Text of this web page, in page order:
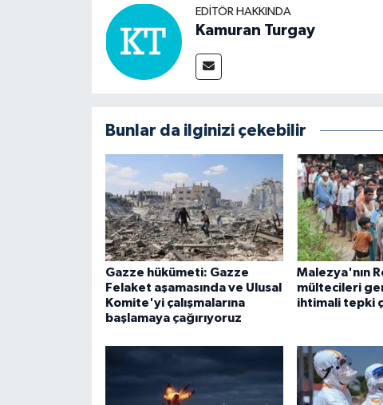
EDITÖR HAKKINDA
Kamuran Turgay
Bunlar da ilginizi çekebilir
Gazze hükümeti: Gazze
Felaket aşamasında ve Ulusal
Komite'yi çalışmalarına
başlamaya çağırıyoruz
Malezya'nın
mültecileri
ihtimali tepki